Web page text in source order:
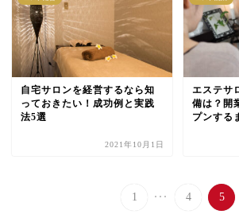
自宅サロンを経営するなら知
っておきたい！成功例と実践
法5選
2021年10月1日
エステサ
備は？開
プンする
1 ... 4 5